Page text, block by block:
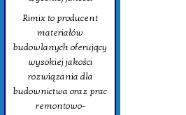
Rimix to producent
materiałów
budowlanych oferujący
wysokiej jakości
rozwiązania dla
budownictwa oraz prac
remontowo-